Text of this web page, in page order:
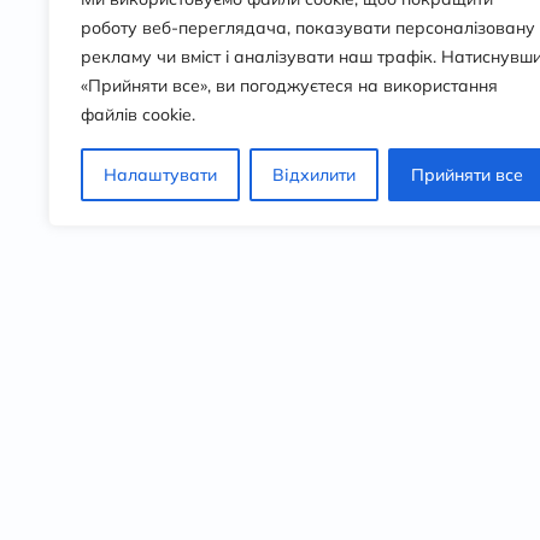
роботу веб-переглядача, показувати персоналізовану
рекламу чи вміст і аналізувати наш трафік.
«Прийняти все», ви погоджуєтеся на використання
файлів cookie.
Налаштувати Відхилити Прийняти все